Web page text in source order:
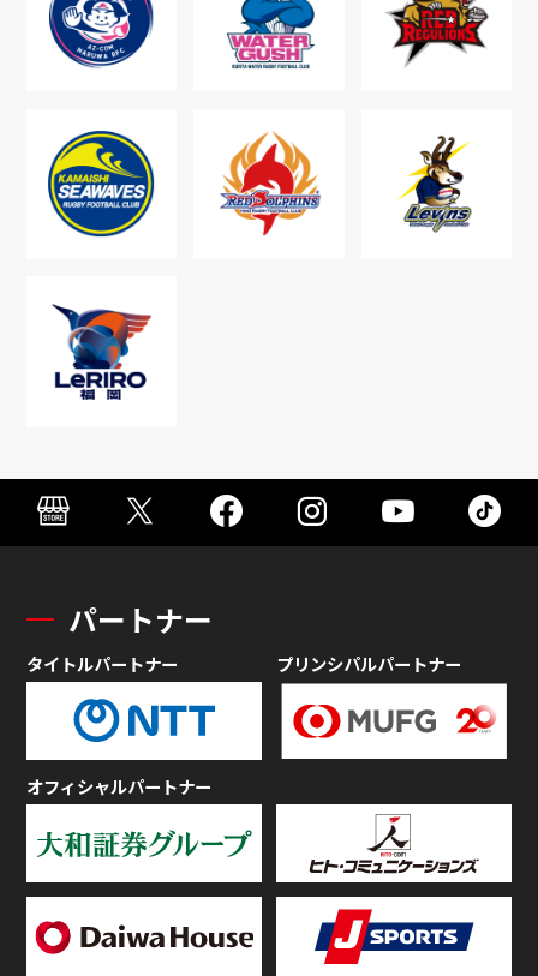
パートナー
タイトルパートナー プリンシパルパートナー
オフィシャルパートナー